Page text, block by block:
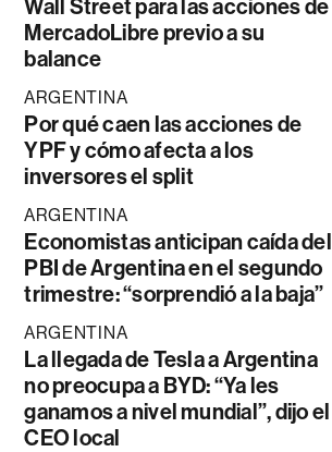
Wall Street para las acciones de
MercadoLibre previo a su
balance
ARGENTINA
Por qué caen las acciones de
YPF y cómo afecta a los
inversores el split
ARGENTINA
Economistas anticipan caída del
PBI de Argentina en el segundo
trimestre: “sorprendió a la baja”
ARGENTINA
La llegada de Tesla a Argentina
no preocupa a BYD: “Ya les
ganamos a nivel mundial”, dijo el
CEO local